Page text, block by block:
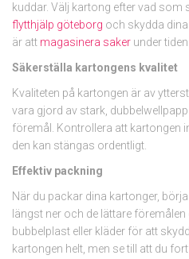
kuddar. Välj kartong efter vad
flytthjälp göteborg och skydda
är att magasinera saker under tiden.
Säkerställa kartongens kvalitet
Kvaliteten på kartongen är av
vara gjord av stark,
föremål. Kontrollera att kartongen
den kan stängas ordentligt.
Effektiv packning
När du packar dina kartonger,
längst ner och de lättare
bubbelplast eller kläder för att
kartongen helt, men se till att du